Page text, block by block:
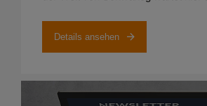
Details ansehen